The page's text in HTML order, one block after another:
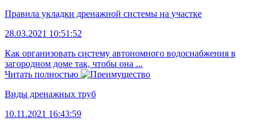
Правила укладки дренажной системы на участке
28.03.2021 10:51:52
Как организовать систему автономного водоснабжения в
загородном доме так, чтобы она ...
Читать полностью
Виды дренажных труб
10.11.2021 16:43:59